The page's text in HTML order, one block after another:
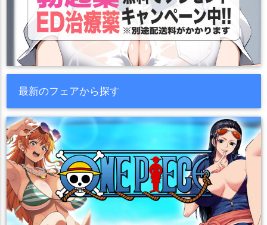
最新のフェアから探す